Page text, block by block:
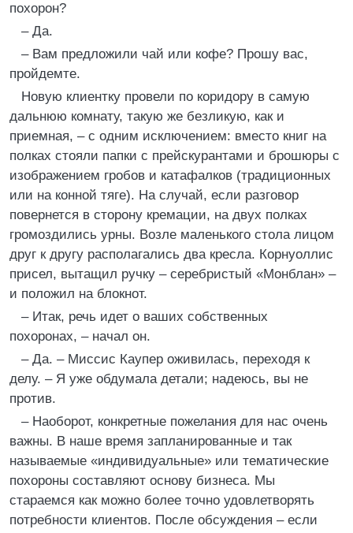
похорон?
– Да.
– Вам предложили чай или кофе? Прошу вас,
пройдемте.
Новую клиентку провели по коридору в самую
дальнюю комнату, такую же безликую, как и
приемная, – с одним исключением: вместо книг на
полках стояли папки с прейскурантами и брошюры с
изображением гробов и катафалков (традиционных
или на конной тяге). На случай, если разговор
повернется в сторону кремации, на двух полках
громоздились урны. Возле маленького стола лицом
друг к другу располагались два кресла. Корнуоллис
присел, вытащил ручку – серебристый «Монблан» –
и положил на блокнот.
– Итак, речь идет о ваших собственных
похоронах, – начал он.
– Да. – Миссис Каупер оживилась, переходя к
делу. – Я уже обдумала детали; надеюсь, вы не
против.
– Наоборот, конкретные пожелания для нас очень
важны. В наше время запланированные и так
называемые «индивидуальные» или тематические
похороны составляют основу бизнеса. Мы
стараемся как можно более точно удовлетворять
потребности клиентов. После обсуждения – если